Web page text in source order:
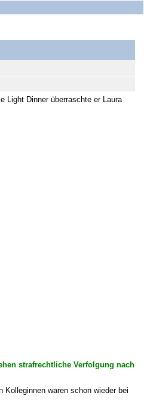
Light Dinner überraschte er Laura
strafrechtliche Verfolgung nach
waren schon wieder bei